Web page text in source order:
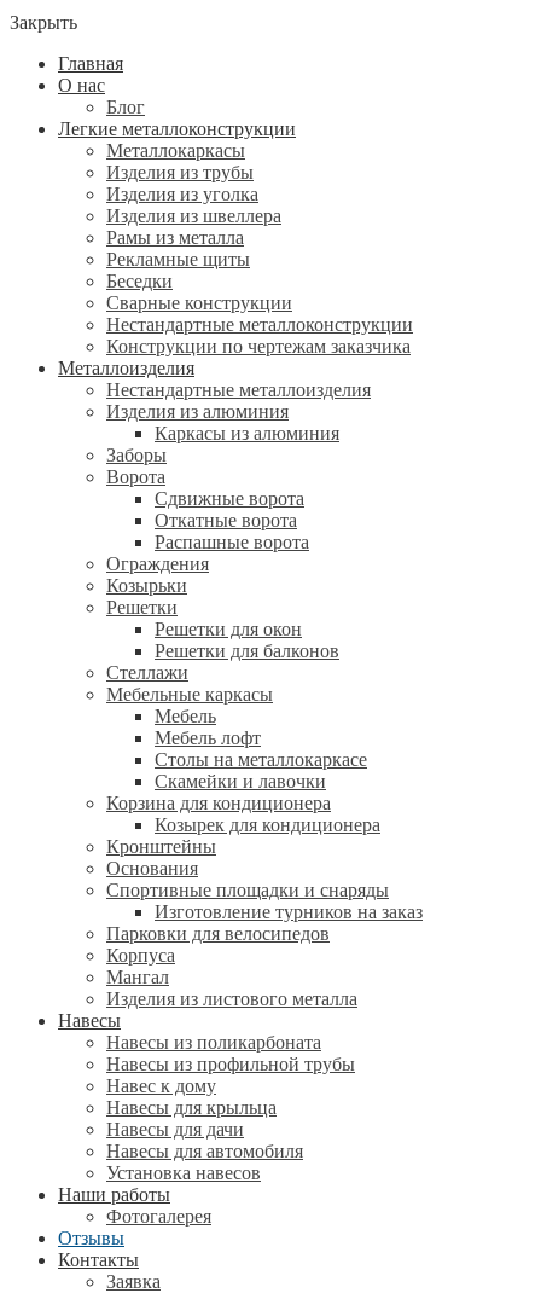
Закрыть
Главная
О нас
Блог
Легкие металлоконструкции
Металлокаркасы
Изделия из трубы
Изделия из уголка
Изделия из швеллера
Рамы из металла
Рекламные щиты
Беседки
Сварные конструкции
Нестандартные металлоконструкции
Конструкции по чертежам заказчика
Металлоизделия
Нестандартные металлоизделия
Изделия из алюминия
Каркасы из алюминия
Заборы
Ворота
Сдвижные ворота
Откатные ворота
Распашные ворота
Ограждения
Козырьки
Решетки
Решетки для окон
Решетки для балконов
Стеллажи
Мебельные каркасы
Мебель
Мебель лофт
Столы на металлокаркасе
Скамейки и лавочки
Корзина для кондиционера
Козырек для кондиционера
Кронштейны
Основания
Спортивные площадки и снаряды
Изготовление турников на заказ
Парковки для велосипедов
Корпуса
Мангал
Изделия из листового металла
Навесы
Навесы из поликарбоната
Навесы из профильной трубы
Навес к дому
Навесы для крыльца
Навесы для дачи
Навесы для автомобиля
Установка навесов
Наши работы
Фотогалерея
Отзывы
Контакты
Заявка